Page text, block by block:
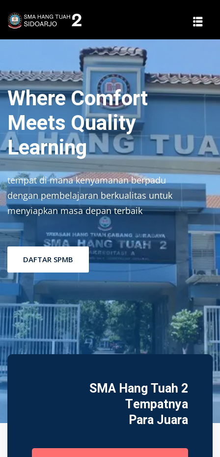
Where Comfort
Meets Quality
Learning
tempat di mana kenyamanan berpadu
dengan pembelajaran berkualitas untuk
menyiapkan masa depan terbaik
DAFTAR SPMB
SMA Hang Tuah 2
Tempatnya
Para Juara